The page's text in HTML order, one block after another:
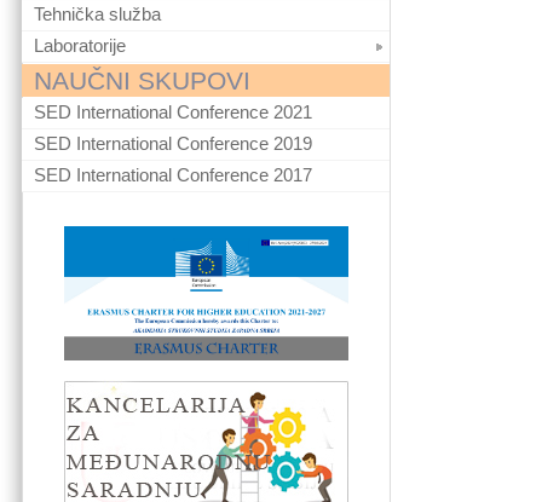
Tehnička služba
Laboratorije
NAUČNI SKUPOVI
SED International Conference 2021
SED International Conference 2019
SED International Conference 2017